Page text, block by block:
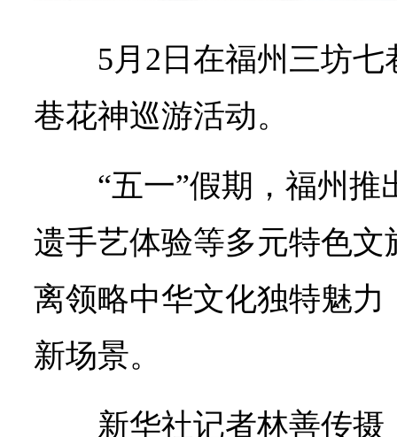
5月2日在福州三坊
巷花神巡游活动。
“五一”假期，福州
遗手艺体验等多元特色
离领略中华文化独特魅
新场景。
新华社记者林善传摄